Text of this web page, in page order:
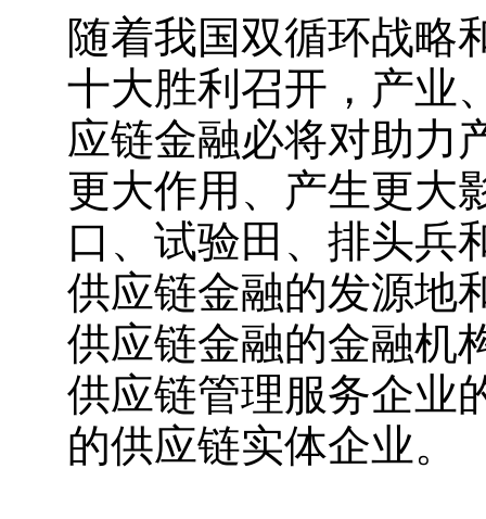
随着我国双循环战略
十大胜利召开，产业
应链金融必将对助力
更大作用、产生更大
口、试验田、排头兵
供应链金融的发源地
供应链金融的金融机
供应链管理服务企业
的供应链实体企业。